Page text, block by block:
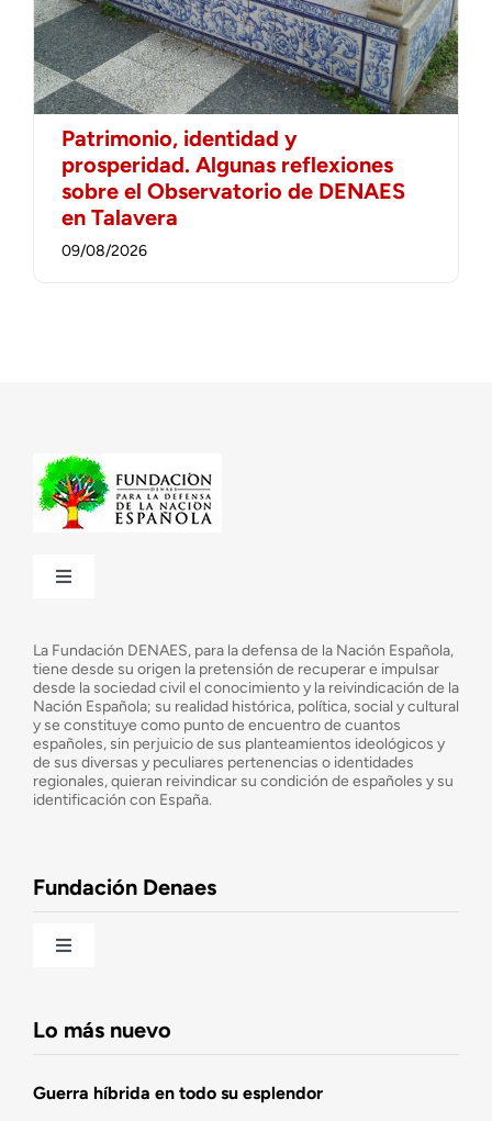
Patrimonio, identidad y
prosperidad. Algunas reflexiones
sobre el Observatorio de DENAES
en Talavera
09/08/2026
Toggle
¿Cuáles son nuestros objetivos?
Consejo Asesor
La Fundación DENAES, para la defensa de la Nación Española,
tiene desde su origen la pretensión de recuperar e impulsar
desde la sociedad civil el conocimiento y la reivindicación de la
Nación Española; su realidad histórica, política, social y cultural
y se constituye como punto de encuentro de cuantos
españoles, sin perjuicio de sus planteamientos ideológicos y
de sus diversas y peculiares pertenencias o identidades
regionales, quieran reivindicar su condición de españoles y su
identificación con España.
Fundación Denaes
Toggle
Lo más nuevo
Guerra híbrida en todo su esplendor